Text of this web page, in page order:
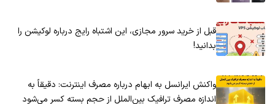
قبل از خرید سرور مجازی، این اشتباه رایج درباره لوکیشن را
بدانید!
واکنش ایرانسل به ابهام درباره مصرف اینترنت: دقیقاً به
اندازه مصرف ترافیک بین‌الملل از حجم بسته کسر می‌شود